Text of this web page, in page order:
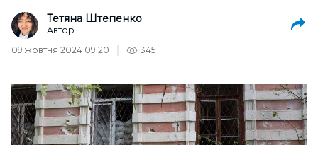
Тетяна Штепенко
Автор
09 жовтня 2024 09:20
345